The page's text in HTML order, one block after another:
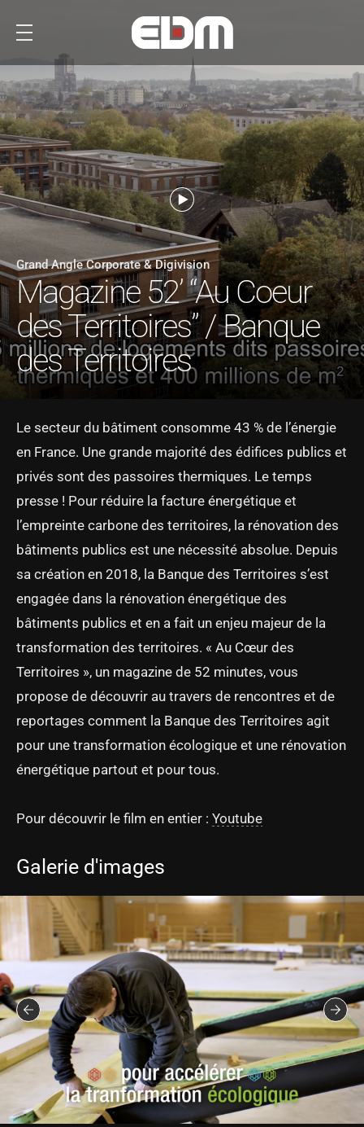
Grand Angle Corporate & Digivision
Magazine 52’ “Au Coeur
des Territoires” / Banque
des Territoires
Le secteur du bâtiment consomme 43 % de l’énergie
en France. Une grande majorité des édifices publics et
privés sont des passoires thermiques. Le temps
presse ! Pour réduire la facture énergétique et
l’empreinte carbone des territoires, la rénovation des
bâtiments publics est une nécessité absolue. Depuis
sa création en 2018, la Banque des Territoires s’est
engagée dans la rénovation énergétique des
bâtiments publics et en a fait un enjeu majeur de la
transformation des territoires. « Au Cœur des
Territoires », un magazine de 52 minutes, vous
propose de découvrir au travers de rencontres et de
reportages comment la Banque des Territoires agit
pour une transformation écologique et une rénovation
énergétique partout et pour tous.
Pour découvrir le film en entier : Youtube
Galerie d'images